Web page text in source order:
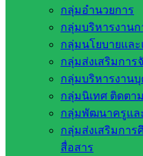
กลุ่มอำนวยการ
กลุ่มบริหารงาน
กลุ่มนโยบายแล
กลุ่มส่งเสริมการ
กลุ่มบริหารงาน
กลุ่มนิเทศ ติดตา
กลุ่มพัฒนาครูแล
กลุ่มส่งเสริมการ
สื่อสาร
พัฒนางานด้านการประกัน